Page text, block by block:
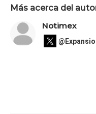
Más acerca del
Notimex